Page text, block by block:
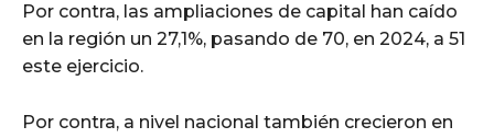
Por contra, las ampliaciones de capital han caído
en la región un 27,1%, pasando de 70, en 2024, a 51
este ejercicio.
Por contra, a nivel nacional también crecieron en